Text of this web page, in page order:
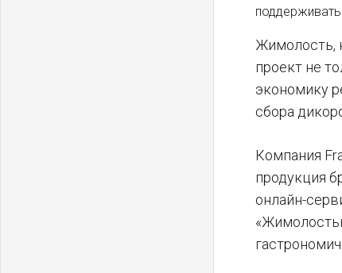
Жимолость,
проект не
экономику
сбора
Компания
продукция
онлайн-